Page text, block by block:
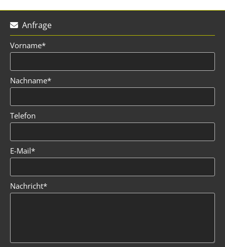
 Anfrage
Vorname*
Nachname*
Telefon
E-Mail*
Nachricht*